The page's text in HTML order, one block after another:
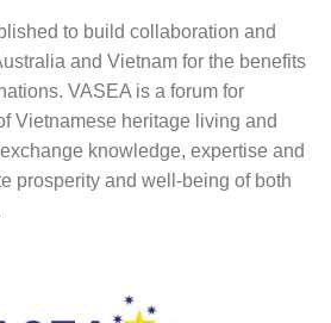
to build collaboration and
and Vietnam for the benefits
VASEA is a forum for
Vietnamese heritage living and
knowledge, expertise and
prosperity and well-being of both